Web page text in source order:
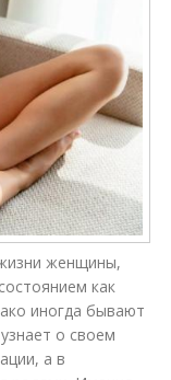
женщины,
как
иногда бывают
о своем
а в